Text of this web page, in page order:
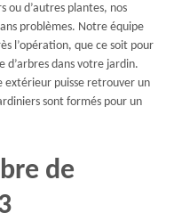
ou d’autres plantes, nos
problèmes. Notre équipe
l’opération, que ce soit pour
d’arbres dans votre jardin.
extérieur puisse retrouver un
sont formés pour un
de